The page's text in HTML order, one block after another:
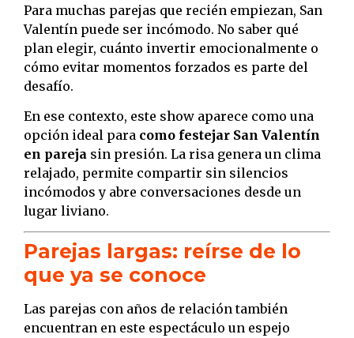
Para muchas parejas que recién empiezan, San
Valentín puede ser incómodo. No saber qué
plan elegir, cuánto invertir emocionalmente o
cómo evitar momentos forzados es parte del
desafío.
En ese contexto, este show aparece como una
opción ideal para como festejar San Valentín
en pareja sin presión. La risa genera un clima
relajado, permite compartir sin silencios
incómodos y abre conversaciones desde un
lugar liviano.
Parejas largas: reírse de lo
que ya se conoce
Las parejas con años de relación también
encuentran en este espectáculo un espejo